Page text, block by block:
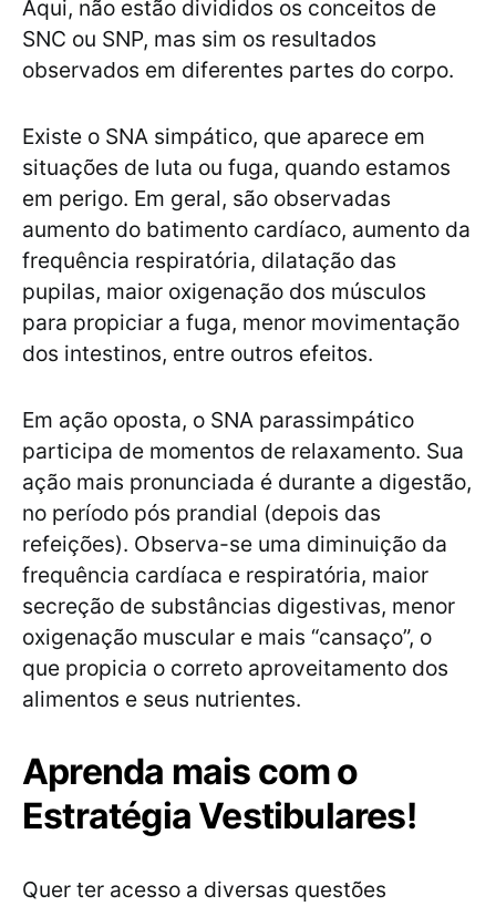
Aqui, não estão divididos os conceitos de
SNC ou SNP, mas sim os resultados
observados em diferentes partes do corpo.
Existe o SNA simpático, que aparece em
situações de luta ou fuga, quando estamos
em perigo. Em geral, são observadas
aumento do batimento cardíaco, aumento da
frequência respiratória, dilatação das
pupilas, maior oxigenação dos músculos
para propiciar a fuga, menor movimentação
dos intestinos, entre outros efeitos.
Em ação oposta, o SNA parassimpático
participa de momentos de relaxamento. Sua
ação mais pronunciada é durante a digestão,
no período pós prandial (depois das
refeições). Observa-se uma diminuição da
frequência cardíaca e respiratória, maior
secreção de substâncias digestivas, menor
oxigenação muscular e mais “cansaço”, o
que propicia o correto aproveitamento dos
alimentos e seus nutrientes.
Aprenda mais com o
Estratégia Vestibulares!
Quer ter acesso a diversas questões